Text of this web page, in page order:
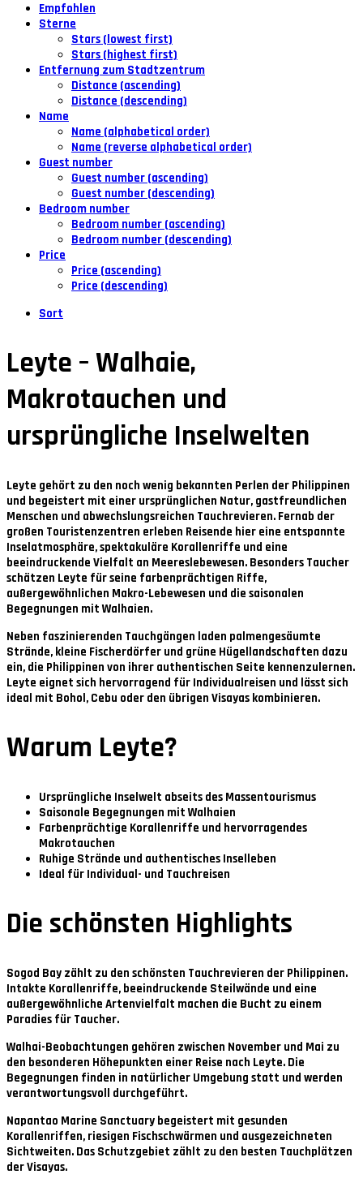
Empfohlen
Sterne
Stars (lowest first)
Stars (highest first)
Entfernung zum Stadtzentrum
Distance (ascending)
Distance (descending)
Name
Name (alphabetical order)
Name (reverse alphabetical order)
Guest number
Guest number (ascending)
Guest number (descending)
Bedroom number
Bedroom number (ascending)
Bedroom number (descending)
Price
Price (ascending)
Price (descending)
Sort
Leyte – Walhaie,
Makrotauchen und
ursprüngliche Inselwelten
Leyte gehört zu den noch wenig bekannten Perlen der Philippinen
und begeistert mit einer ursprünglichen Natur, gastfreundlichen
Menschen und abwechslungsreichen Tauchrevieren. Fernab der
großen Touristenzentren erleben Reisende hier eine entspannte
Inselatmosphäre, spektakuläre Korallenriffe und eine
beeindruckende Vielfalt an Meereslebewesen. Besonders Taucher
schätzen Leyte für seine farbenprächtigen Riffe,
außergewöhnlichen Makro-Lebewesen und die saisonalen
Begegnungen mit Walhaien.
Neben faszinierenden Tauchgängen laden palmengesäumte
Strände, kleine Fischerdörfer und grüne Hügellandschaften dazu
ein, die Philippinen von ihrer authentischen Seite kennenzulernen.
Leyte eignet sich hervorragend für Individualreisen und lässt sich
ideal mit Bohol, Cebu oder den übrigen Visayas kombinieren.
Warum Leyte?
Ursprüngliche Inselwelt abseits des Massentourismus
Saisonale Begegnungen mit Walhaien
Farbenprächtige Korallenriffe und hervorragendes
Makrotauchen
Ruhige Strände und authentisches Inselleben
Ideal für Individual- und Tauchreisen
Die schönsten Highlights
Sogod Bay zählt zu den schönsten Tauchrevieren der Philippinen.
Intakte Korallenriffe, beeindruckende Steilwände und eine
außergewöhnliche Artenvielfalt machen die Bucht zu einem
Paradies für Taucher.
Walhai-Beobachtungen gehören zwischen November und Mai zu
den besonderen Höhepunkten einer Reise nach Leyte. Die
Begegnungen finden in natürlicher Umgebung statt und werden
verantwortungsvoll durchgeführt.
Napantao Marine Sanctuary begeistert mit gesunden
Korallenriffen, riesigen Fischschwärmen und ausgezeichneten
Sichtweiten. Das Schutzgebiet zählt zu den besten Tauchplätzen
der Visayas.